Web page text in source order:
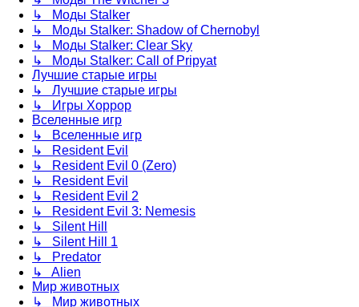
↳ Моды Stalker
↳ Моды Stalker: Shadow of Chernobyl
↳ Моды Stalker: Clear Sky
↳ Моды Stalker: Call of Pripyat
Лучшие старые игры
↳ Лучшие старые игры
↳ Игры Хоррор
Вселенные игр
↳ Вселенные игр
↳ Resident Evil
↳ Resident Evil 0 (Zero)
↳ Resident Evil
↳ Resident Evil 2
↳ Resident Evil 3: Nemesis
↳ Silent Hill
↳ Silent Hill 1
↳ Predator
↳ Alien
Мир животных
↳ Мир животных